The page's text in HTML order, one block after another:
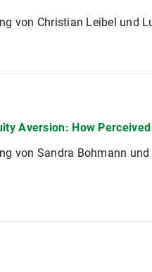
von Christian Leibel und
Aversion: How
von Sandra Bohmann